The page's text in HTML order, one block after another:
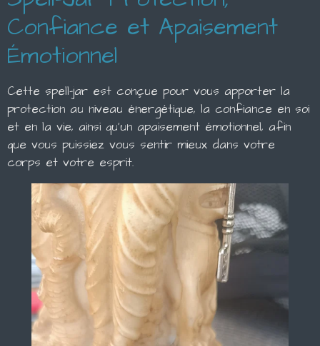
Confiance et Apaisement
Émotionnel
Cette spell-jar est conçue pour vous apporter la
protection au niveau énergétique, la confiance en soi
et en la vie, ainsi qu'un apaisement émotionnel, afin
que vous puissiez vous sentir mieux dans votre
corps et votre esprit.